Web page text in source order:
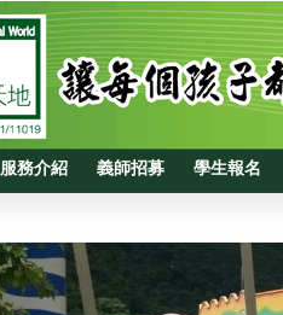
服務介紹 義師招募 學生報名